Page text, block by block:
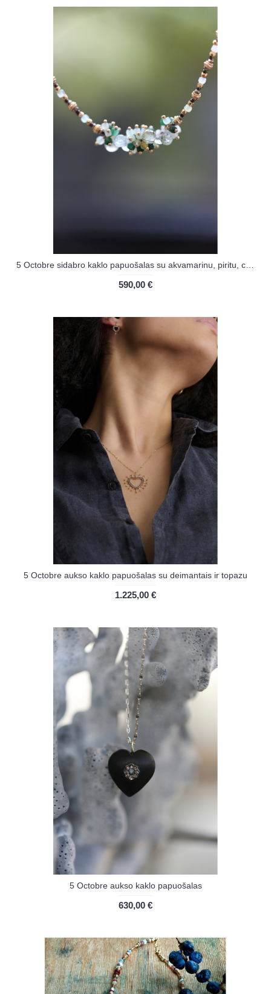
590,00 €
5 Octobre aukso kaklo papuošalas su deimantais ir topazu
1.225,00 €
5 Octobre aukso kaklo papuošalas
630,00 €